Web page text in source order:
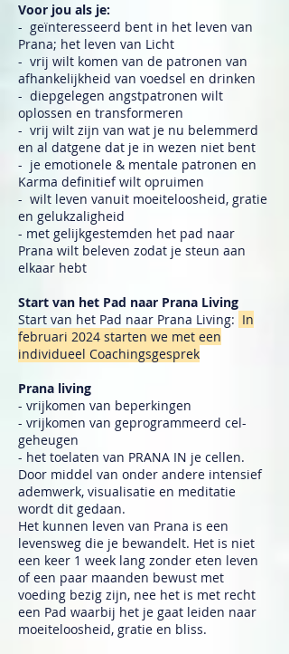
Voor jou als je:
- geïnteresseerd bent in het leven van
Prana; het leven van Licht
- vrij wilt komen van de patronen van
afhankelijkheid van voedsel en drinken
- diepgelegen angstpatronen wilt
oplossen en transformeren
- vrij wilt zijn van wat je nu belemmerd
en al datgene dat je in wezen niet bent
- je emotionele & mentale patronen en
Karma definitief wilt opruimen
- wilt leven vanuit moeiteloosheid, gratie
en gelukzaligheid
- met gelijkgestemden het pad naar
Prana wilt beleven zodat je steun aan
elkaar hebt
Start van het Pad naar Prana Living
Start van het Pad naar Prana Living: In
februari 2024 starten we met een
individueel Coachingsgesprek
Prana living
- vrijkomen van beperkingen
- vrijkomen van geprogrammeerd cel-
geheugen
- het toelaten van PRANA IN je cellen.
Door middel van onder andere intensief
ademwerk, visualisatie en meditatie
wordt dit gedaan.
Het kunnen leven van Prana is een
levensweg die je bewandelt. Het is niet
een keer 1 week lang zonder eten leven
of een paar maanden bewust met
voeding bezig zijn, nee het is met recht
een Pad waarbij het je gaat leiden naar
moeiteloosheid, gratie en bliss.